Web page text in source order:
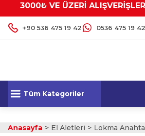
3000₺ VE ÜZERİ
+90 536 475 19 42 0536 475 19 42
Tüm Kategoriler
Anasayfa El Aletleri Lokma